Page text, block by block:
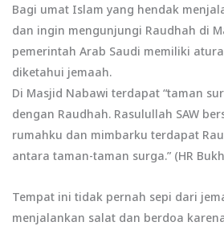
Bagi umat Islam yang hendak
dan ingin mengunjungi Raudhah di
pemerintah Arab Saudi memiliki
diketahui jemaah.
Di Masjid Nabawi terdapat “taman
dengan Raudhah. Rasulullah SAW
rumahku dan mimbarku terdapat
antara taman-taman surga.” (HR
Tempat ini tidak pernah sepi dari
menjalankan salat dan berdoa